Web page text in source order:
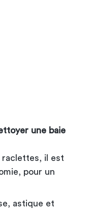
une baie
raclettes, il est
pour un
astique et